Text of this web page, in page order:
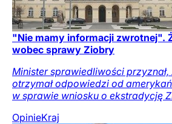
"Nie mamy informacji zwrotnej".
wobec sprawy Ziobry
Minister sprawiedliwości
otrzymał odpowiedzi od
w sprawie wniosku o ekstradycję
OpinieKraj